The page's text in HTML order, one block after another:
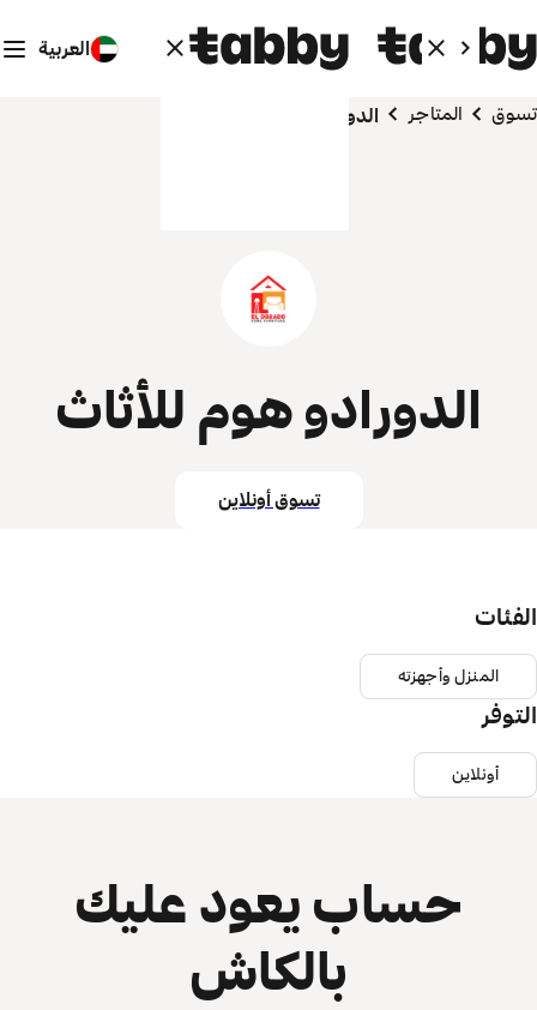
العربية
تسوق المتاجر الدورادو هوم للأثاث
الدورادو هوم للأثاث
تسوق أونلاين
الفئات
المنزل وأجهزته
التوفر
أونلاين
حساب يعود عليك
بالكاش